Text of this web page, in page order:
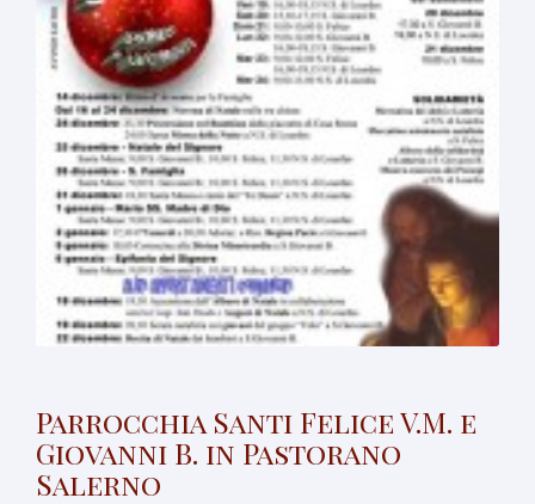
Parrocchia Santi Felice V.M. e
Giovanni B. in Pastorano
Salerno